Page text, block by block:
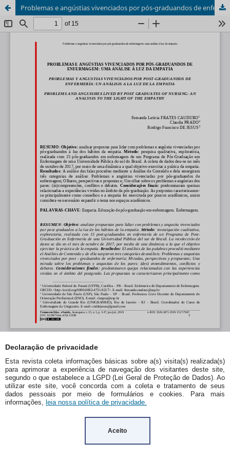
Declaração de privacidade
Esta revista coleta informações básicas sobre a(s) visita(s) realizada(s)
para aprimorar a experiência de navegação dos visitantes deste site,
segundo o que estabelece a LGPD (Lei Geral de Proteção de Dados). Ao
utilizar este site, você concorda com a coleta e tratamento de seus
dados pessoais por meio de formulários e cookies. Para mais
informações, leia nossa política de privacidade.
Aceito
Problemas e angústias vivenciados por pós-graduandos de enfermagem: uma análise à luz da empatia